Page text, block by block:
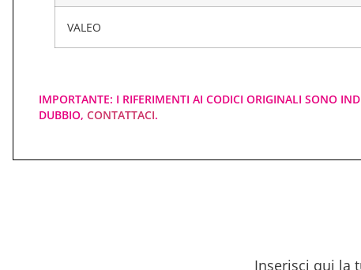
VALEO
IMPORTANTE: I RIFERIMENTI AI CODICI ORIGINALI SONO
DUBBIO, CONTATTACI.
Inserisci qui la